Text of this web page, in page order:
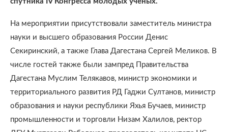
На мероприятии присутствовали заместитель министра
науки и высшего образования России Денис
Секиринский, а также Глава Дагестана Сергей Меликов. В
числе гостей также были зампред Правительства
Дагестана Муслим Телякавов, министр экономики и
территориального развития РД Гаджи Султанов, министр
образования и науки республики Яхья Бучаев, министр
промышленности и торговли Низам Халилов, ректор